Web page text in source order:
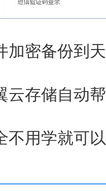
密备份到天
存储自动帮
用学就可以